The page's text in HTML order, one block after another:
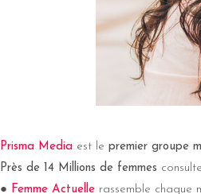
Prisma Media est le premier groupe
Près de 14 Millions de femmes
● Femme Actuelle rassemble chaque